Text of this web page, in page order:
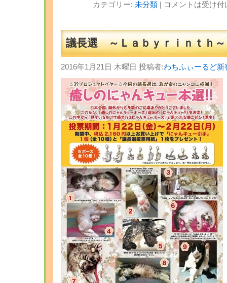
カテゴリー: 未分類| コメントは受け
議長選 ～Ｌａｂｙｒｉｎｔｈ～
2016年1月21日 木曜日 投稿者:わちふぃーるど